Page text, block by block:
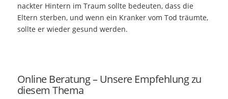
nackter Hintern im Traum sollte bedeuten, dass die
Eltern sterben, und wenn ein Kranker vom Tod träumte,
sollte er wieder gesund werden.
Online Beratung – Unsere Empfehlung zu
diesem Thema